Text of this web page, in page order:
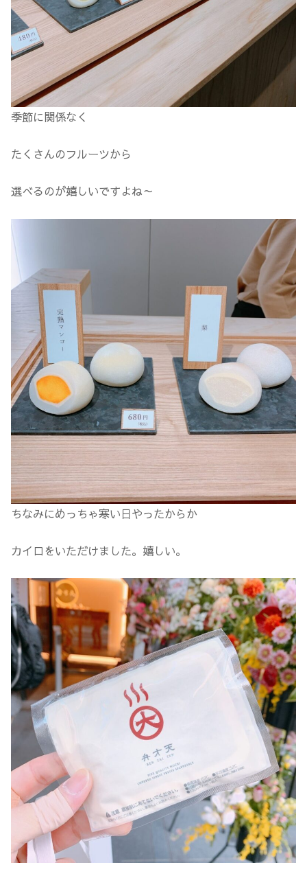
季節に関係なく
たくさんのフルーツから
選べるのが嬉しいですよね～
ちなみにめっちゃ寒い日やったからか
カイロをいただけました。嬉しい。